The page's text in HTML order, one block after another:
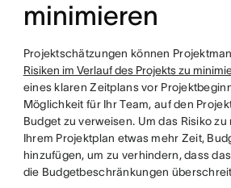
minimieren
Projektschätzungen können
Risiken im Verlauf des Projekts zu
eines klaren Zeitplans vor
Möglichkeit für Ihr Team, auf den
Budget zu verweisen. Um das Risiko
Ihrem Projektplan etwas mehr Zeit,
hinzufügen, um zu verhindern, dass
die Budgetbeschränkungen